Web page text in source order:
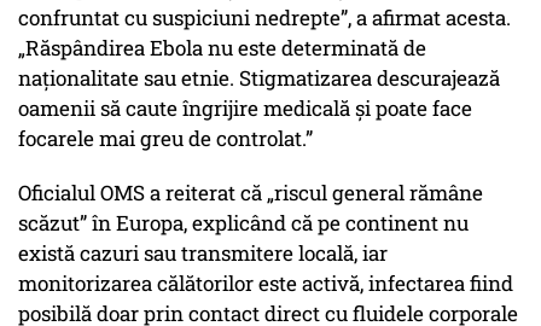
confruntat cu suspiciuni nedrepte”, a afirmat acesta.
„Răspândirea Ebola nu este determinată de
naționalitate sau etnie. Stigmatizarea descurajează
oamenii să caute îngrijire medicală și poate face
focarele mai greu de controlat.”
Oficialul OMS a reiterat că „riscul general rămâne
scăzut” în Europa, explicând că pe continent nu
există cazuri sau transmitere locală, iar
monitorizarea călătorilor este activă, infectarea fiind
posibilă doar prin contact direct cu fluidele corporale